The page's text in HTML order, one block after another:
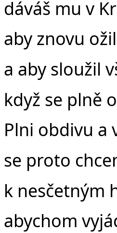
dáváš mu v
aby znovu
a aby sloužil
když se plně
Plni obdivu a
se proto
k nesčetným
abychom